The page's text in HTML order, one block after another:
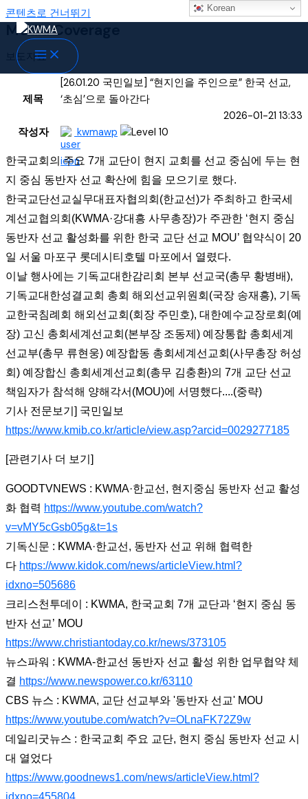
콘텐츠로 건너뛰기
Media Coverage
보도자료
제목
[26.01.20 국민일보] “현지인을 주인으로” 한국 선교,
‘초심’으로 돌아간다
2026-01-21 13:33
작성자
kwmawp
한국교회의 주요 7개 교단이 현지 교회를 선교 중심에 두는 현
지 중심 동반자 선교 확산에 힘을 모으기로 했다.
한국교단선교실무대표자협의회(한교선)가 주최하고 한국세
계선교협의회(KWMA·강대흥 사무총장)가 주관한 ‘현지 중심
동반자 선교 활성화를 위한 한국 교단 선교 MOU’ 협약식이 20
일 서울 마포구 롯데시티호텔 마포에서 열렸다.
이날 행사에는 기독교대한감리회 본부 선교국(총무 황병배),
기독교대한성결교회 총회 해외선교위원회(국장 송재흥), 기독
교한국침례회 해외선교회(회장 주민호), 대한예수교장로회(예
장) 고신 총회세계선교회(본부장 조동제) 예장통합 총회세계
선교부(총무 류현웅) 예장합동 총회세계선교회(사무총장 허성
회) 예장합신 총회세계선교회(총무 김충환)의 7개 교단 선교
책임자가 참석해 양해각서(MOU)에 서명했다....(중략)
기사 전문보기] 국민일보
https://www.kmib.co.kr/article/view.asp?arcid=0029277185
[관련기사 더 보기]
GOODTVNEWS : KWMA·한교선, 현지중심 동반자 선교 활성
화 협력 https://www.youtube.com/watch?
v=vMY5cGsb05g&t=1s
기독신문 : KWMA·한교선, 동반자 선교 위해 협력한
다 https://www.kidok.com/news/articleView.html?
idxno=505686
크리스천투데이 : KWMA, 한국교회 7개 교단과 ‘현지 중심 동
반자 선교’ MOU
https://www.christiantoday.co.kr/news/373105
뉴스파워 : KWMA-한교선 동반자 선교 활성 위한 업무협약 체
결 https://www.newspower.co.kr/63110
CBS 뉴스 : KWMA, 교단 선교부와 '동반자 선교' MOU
https://www.youtube.com/watch?v=OLnaFK72Z9w
데일리굿뉴스 : 한국교회 주요 교단, 현지 중심 동반자 선교 시
대 열었다
https://www.goodnews1.com/news/articleView.html?
idxno=455804
Korean